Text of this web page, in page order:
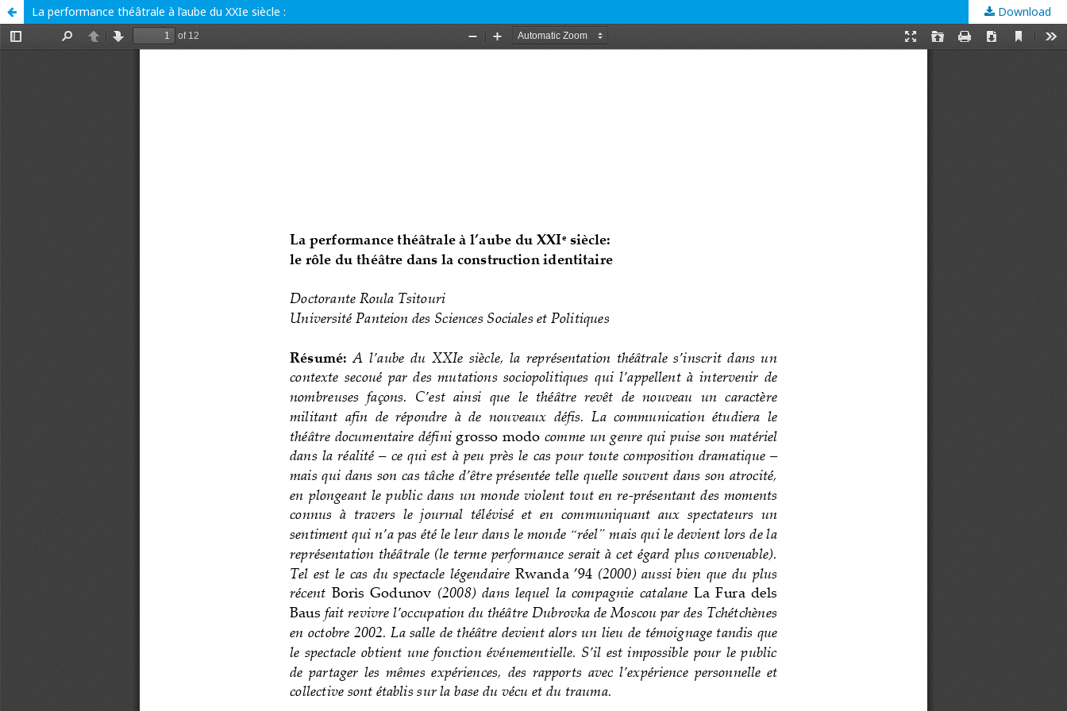
La performance théâtrale à l’aube du XXIe siècle : Download